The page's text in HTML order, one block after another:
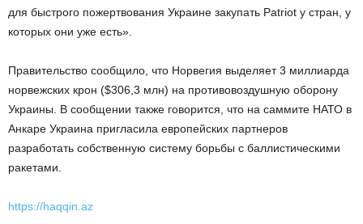
для быстрого пожертвования Украине закупать Patriot у стран, у
которых они уже есть».
Правительство сообщило, что Норвегия выделяет 3 миллиарда
норвежских крон ($306,3 млн) на противовоздушную оборону
Украины. В сообщении также говорится, что на саммите НАТО в
Анкаре Украина пригласила европейских партнеров
разработать собственную систему борьбы с баллистическими
ракетами.
https://haqqin.az